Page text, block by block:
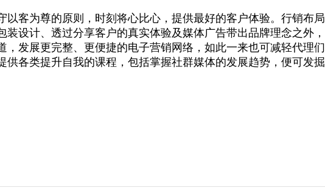
以客为尊的原则，时刻将心比心，提供最好的客户体验。行销布局
装设计、透过分享客户的真实体验及媒体广告带出品牌理念之外，
，发展更完整、更便捷的电子营销网络，如此一来也可减轻代理们
供各类提升自我的课程，包括掌握社群媒体的发展趋势，便可发掘